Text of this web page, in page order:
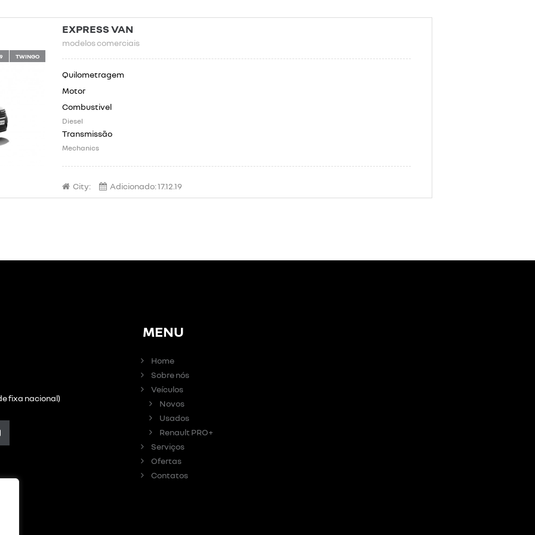
TWINGO
EXPRESS VAN
modelos comerciais
Diesel
Mechanics
City: Adicionado:17.12.19
fixa nacional)
MENU
Home
Sobre nós
Veículos
Novos
Usados
Renault PRO+
Serviços
Ofertas
Contatos